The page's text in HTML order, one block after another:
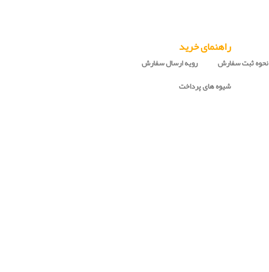
راهنمای خرید
نحوه ثبت سفارش
رویه ارسال سفارش
شیوه های پرداخت